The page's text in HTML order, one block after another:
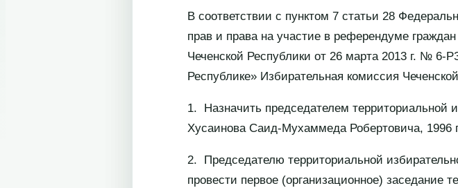
В соответствии с пунктом 7 статьи 28
прав и права на участие в референдуме
Чеченской Республики от 26 марта 2013 г. № 6-
Республике» Избирательная комиссия
1. Назначить председателем территориальной
Хусаинова Саид-Мухаммеда Робертовича, 1996
2. Председателю территориальной
провести первое (организационное) заседание